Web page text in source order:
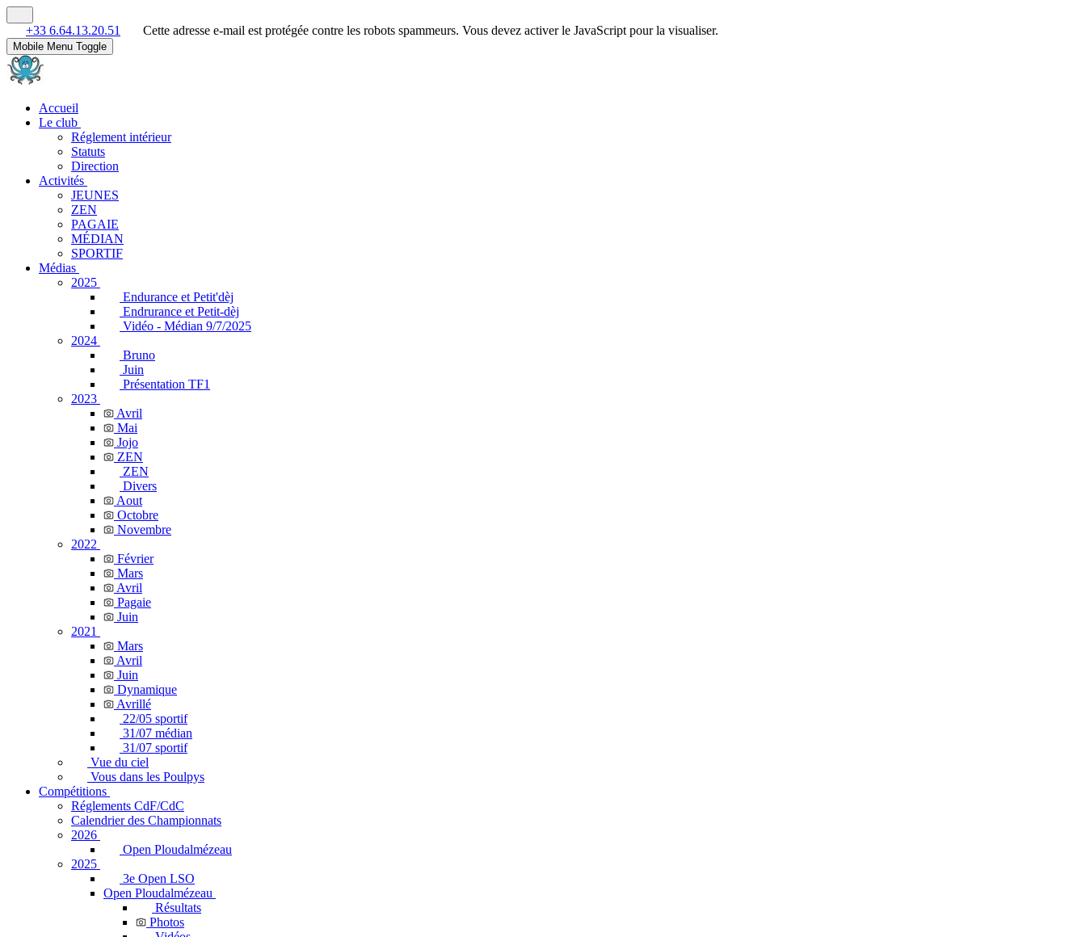
+33 6.64.13.20.51 Cette adresse e-mail est protégée contre les robots spammeurs. Vous devez activer le JavaScript pour la visualiser.
Mobile Menu Toggle
Accueil
Le club
Réglement intérieur
Statuts
Direction
Activités
JEUNES
ZEN
PAGAIE
MÉDIAN
SPORTIF
Médias
2025
Endurance et Petit'dèj
Endrurance et Petit-dèj
Vidéo - Médian 9/7/2025
2024
Bruno
Juin
Présentation TF1
2023
Avril
Mai
Jojo
ZEN
ZEN
Divers
Aout
Octobre
Novembre
2022
Février
Mars
Avril
Pagaie
Juin
2021
Mars
Avril
Juin
Dynamique
Avrillé
22/05 sportif
31/07 médian
31/07 sportif
Vue du ciel
Vous dans les Poulpys
Compétitions
Réglements CdF/CdC
Calendrier des Championnats
2026
Open Ploudalmézeau
2025
3e Open LSO
Open Ploudalmézeau
Résultats
Photos